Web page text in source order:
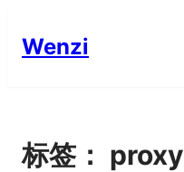
Wenzi
标签： proxy